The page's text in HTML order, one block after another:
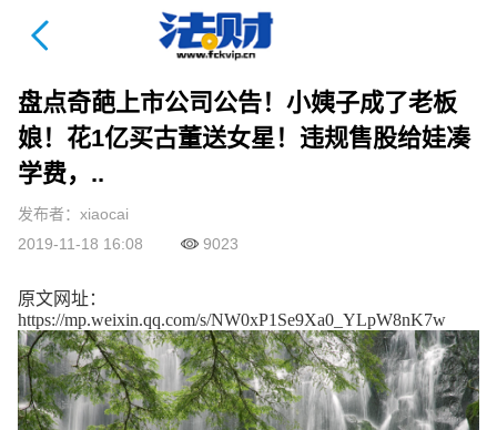
法财课详情页
盘点奇葩上市公司公告！小姨子成了老板
娘！花1亿买古董送女星！违规售股给娃凑
学费，..
发布者：xiaocai
2019-11-18 16:08
9023
原文网址：
https://mp.weixin.qq.com/s/NW0xP1Se9Xa0_YLpW8nK7w